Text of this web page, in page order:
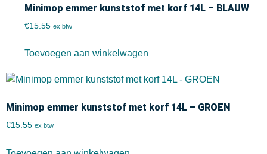
Minimop emmer kunststof met korf 14L – BLAUW
€15.55 ex btw
Toevoegen aan winkelwagen
Minimop emmer kunststof met korf 14L – GROEN
€15.55 ex btw